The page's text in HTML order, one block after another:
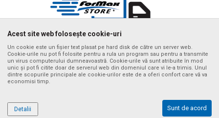
birou@formaxstore.ro
Cont
Banca Comerciala Romana RO56RNCB0214115029790001
CIF
RO14340592
RO14340592
Cum se achiziționează
Metode de plată
Termeni de livrare
Timpii de livrare cu vehiculul nostru
Ne străduim să fim cât mai preciși posibil în descrierile produselor,
afișarea imaginilor și prețurile, dar nu putem garanta că toate informațiile
sunt complete și fără erori. Toate articolele afișate pe site fac parte din
oferta noastră și nu înseamnă că sunt disponibile în orice moment. Puteți
verifica disponibilitatea produselor apelând numărul de asistență al
©2026
NB SOFT
. Toate
Acest site web folosește cookie-uri
Un cookie este un fișier text plasat pe hard disk de către un server web.
Cookie-urile nu pot fi folosite pentru a rula un program sau pentru a transmite
un virus computerului dumneavoastră. Cookie-urile vă sunt atribuite în mod
unic și pot fi citite doar de serverul web din domeniul care vi le-a trimis. Unul
dintre scopurile principale ale cookie-urilor este de a oferi confort care vă va
economisi timp.
Detalii Sunt de acord